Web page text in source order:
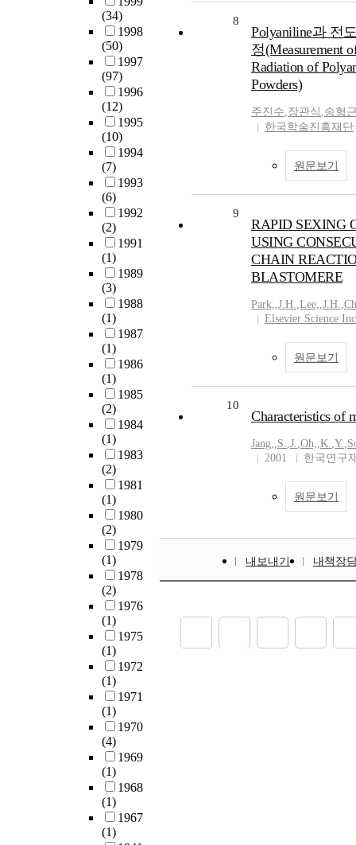
(34)
1998
(50)
1997
(97)
1996
(12)
1995
(10)
1994
(7)
1993
(6)
1992
(2)
1991
(1)
1989
(3)
1988
(1)
1987
(1)
1986
(1)
1985
(2)
1984
(1)
1983
(2)
1981
(1)
1980
(2)
1979
(1)
1978
(2)
1976
(1)
1975
(1)
1972
(1)
1971
(1)
1970
(4)
1969
(1)
1968
(1)
1967
(1)
8
Polyaniline과 전
정(Measurement
Radiation of
Powders)
주진수,장관식 ,송형
한국학술진흥재단
원문보기
9
RAPID SEXING
USING
CHAIN
BLASTOMERE
Park,,J.H.,Lee,,J.H.,
Elsevier Science Inc
원문보기
10
Characteristics of
Jang,,S.,J.,Oh,,K.,Y.,
2001
한국연구
원문보기
내보내기 내책장